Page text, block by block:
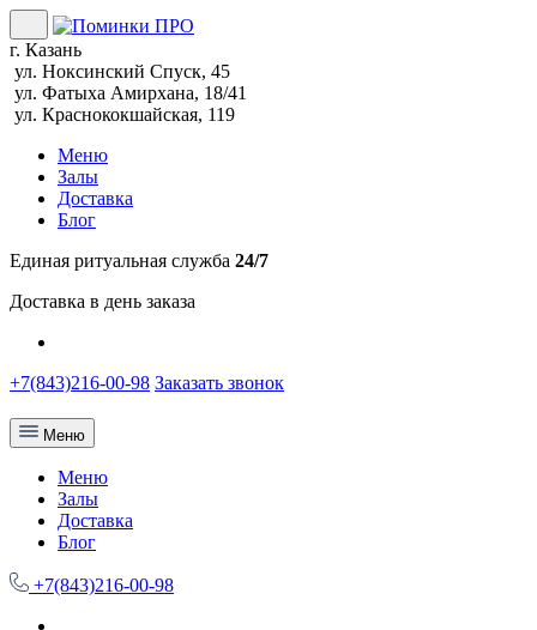
г. Казань
ул. Ноксинский Спуск, 45
ул. Фатыха Амирхана, 18/41
ул. Краснококшайская, 119
Меню
Залы
Доставка
Блог
Единая ритуальная служба 24/7
Доставка в день заказа
+7(843)216-00-98 Заказать звонок
Меню
Меню
Залы
Доставка
Блог
+7(843)216-00-98